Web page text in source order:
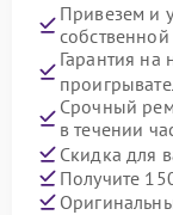
Привезем и
Гарантия
Срочный
в течении
Скидка для
Получите